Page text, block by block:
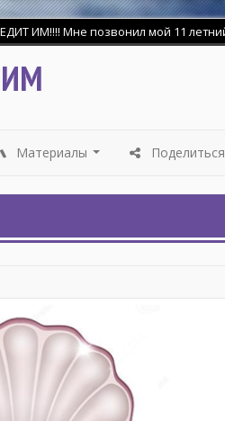
Мне позвонил мой 11 летний
Материалы Поделиться